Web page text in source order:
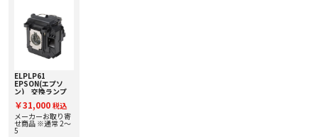
ELPLP61
EPSON(エプソ
ン) 交換ランプ
￥31,000 税込
メーカーお取り寄
せ商品 ※通常 2～
5